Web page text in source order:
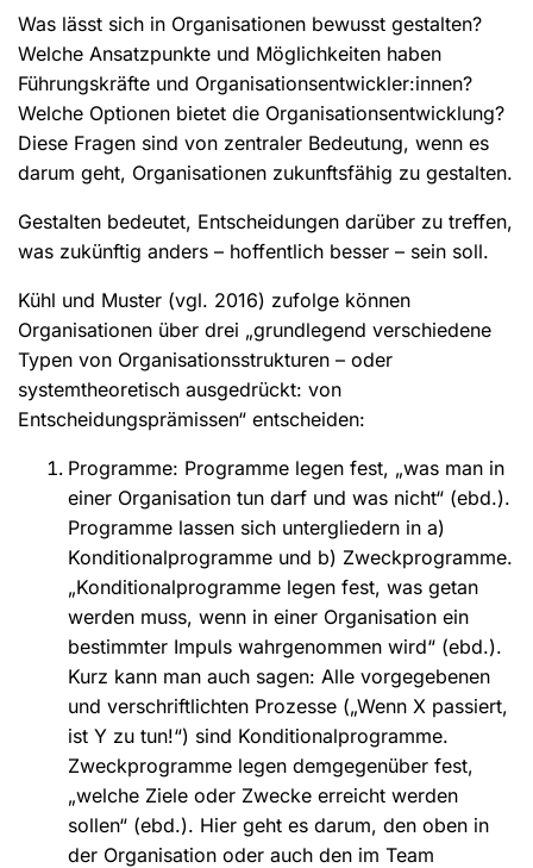
Was lässt sich in Organisationen bewusst gestalten?
Welche Ansatzpunkte und Möglichkeiten haben
Führungskräfte und Organisationsentwickler:innen?
Welche Optionen bietet die Organisationsentwicklung?
Diese Fragen sind von zentraler Bedeutung, wenn es
darum geht, Organisationen zukunftsfähig zu gestalten.
Gestalten bedeutet, Entscheidungen darüber zu treffen,
was zukünftig anders – hoffentlich besser – sein soll.
Kühl und Muster (vgl. 2016) zufolge können
Organisationen über drei „grundlegend verschiedene
Typen von Organisationsstrukturen – oder
systemtheoretisch ausgedrückt: von
Entscheidungsprämissen“ entscheiden:
Programme: Programme legen fest, „was man in
einer Organisation tun darf und was nicht“ (ebd.).
Programme lassen sich untergliedern in a)
Konditionalprogramme und b) Zweckprogramme.
„Konditionalprogramme legen fest, was getan
werden muss, wenn in einer Organisation ein
bestimmter Impuls wahrgenommen wird“ (ebd.).
Kurz kann man auch sagen: Alle vorgegebenen
und verschriftlichten Prozesse („Wenn X passiert,
ist Y zu tun!“) sind Konditionalprogramme.
Zweckprogramme legen demgegenüber fest,
„welche Ziele oder Zwecke erreicht werden
sollen“ (ebd.). Hier geht es darum, den oben in
der Organisation oder auch den im Team